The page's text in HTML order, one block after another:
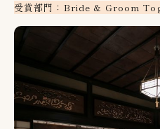
受賞部門：Bride & Groom